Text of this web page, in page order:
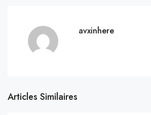
avxinhere
Articles Similaires